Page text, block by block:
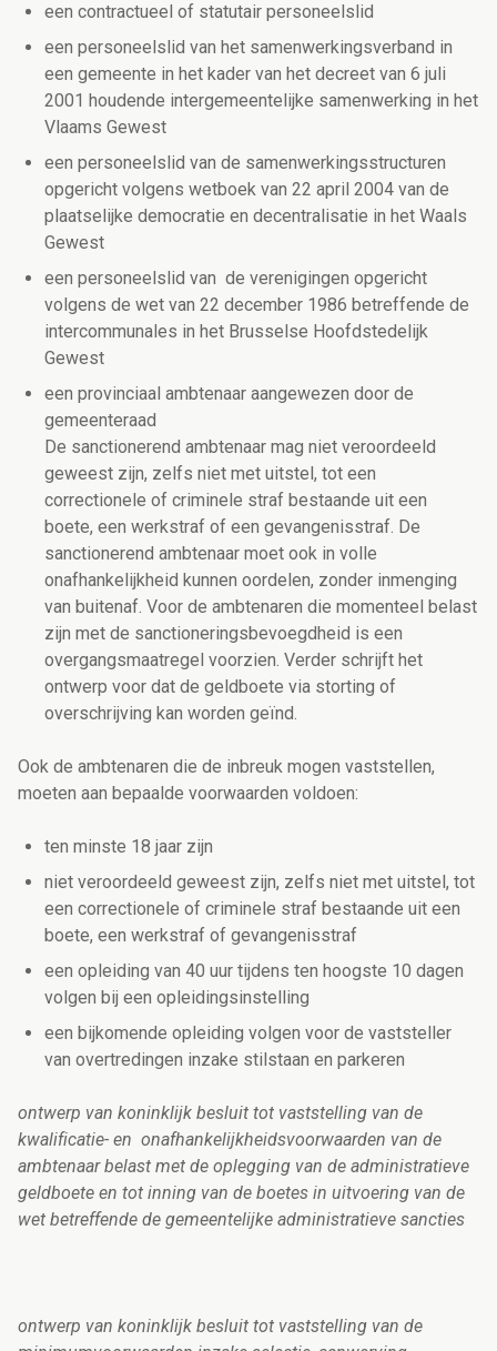
een contractueel of statutair personeelslid
een personeelslid van het samenwerkingsverband in
een gemeente in het kader van het decreet van 6 juli
2001 houdende intergemeentelijke samenwerking in het
Vlaams Gewest
een personeelslid van de samenwerkingsstructuren
opgericht volgens wetboek van 22 april 2004 van de
plaatselijke democratie en decentralisatie in het Waals
Gewest
een personeelslid van de verenigingen opgericht
volgens de wet van 22 december 1986 betreffende de
intercommunales in het Brusselse Hoofdstedelijk
Gewest
een provinciaal ambtenaar aangewezen door de
gemeenteraad
De sanctionerend ambtenaar mag niet veroordeeld
geweest zijn, zelfs niet met uitstel, tot een
correctionele of criminele straf bestaande uit een
boete, een werkstraf of een gevangenisstraf. De
sanctionerend ambtenaar moet ook in volle
onafhankelijkheid kunnen oordelen, zonder inmenging
van buitenaf. Voor de ambtenaren die momenteel belast
zijn met de sanctioneringsbevoegdheid is een
overgangsmaatregel voorzien. Verder schrijft het
ontwerp voor dat de geldboete via storting of
overschrijving kan worden geïnd.
Ook de ambtenaren die de inbreuk mogen vaststellen,
moeten aan bepaalde voorwaarden voldoen:
ten minste 18 jaar zijn
niet veroordeeld geweest zijn, zelfs niet met uitstel, tot
een correctionele of criminele straf bestaande uit een
boete, een werkstraf of gevangenisstraf
een opleiding van 40 uur tijdens ten hoogste 10 dagen
volgen bij een opleidingsinstelling
een bijkomende opleiding volgen voor de vaststeller
van overtredingen inzake stilstaan en parkeren
ontwerp van koninklijk besluit tot vaststelling van de
kwalificatie- en onafhankelijkheidsvoorwaarden van de
ambtenaar belast met de oplegging van de administratieve
geldboete en tot inning van de boetes in uitvoering van de
wet betreffende de gemeentelijke administratieve sancties
ontwerp van koninklijk besluit tot vaststelling van de